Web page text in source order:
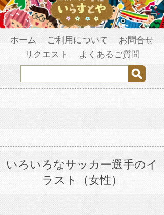
ホーム ご利用について
お問合せ
リクエスト
よくあるご質問
いろいろなサッカー選手のイ
ラスト（女性）